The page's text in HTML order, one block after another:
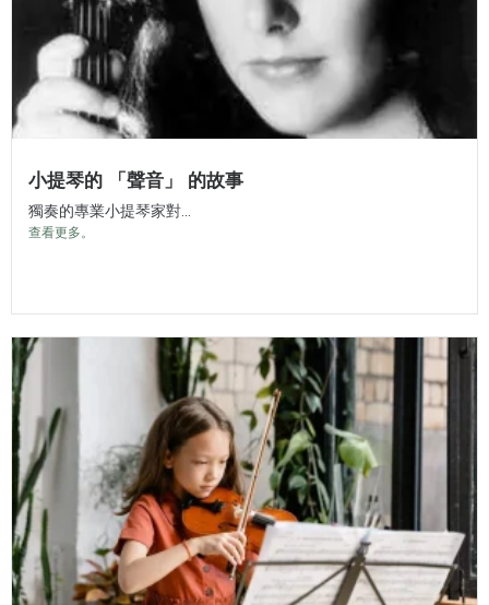
小提琴的 「聲音」 的故事
獨奏的專業小提琴家對...
查看更多。